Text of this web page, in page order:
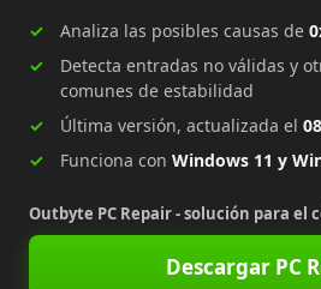
Analiza las posibles causas de
Detecta entradas no válidas y
comunes de estabilidad
Última versión, actualizada el
Funciona con Windows 11 y
Outbyte PC Repair - solución para el
Descargar PC